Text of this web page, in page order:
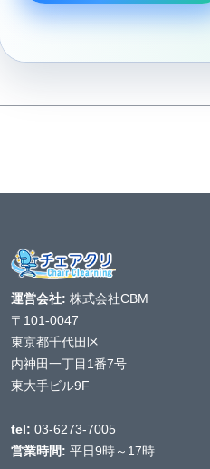
運営会社: 株式会社CBM
〒101-0047
東京都千代田区
内神田一丁目1番7号
東大手ビル9F
tel: 03-6273-7005
営業時間: 平日9時～17時